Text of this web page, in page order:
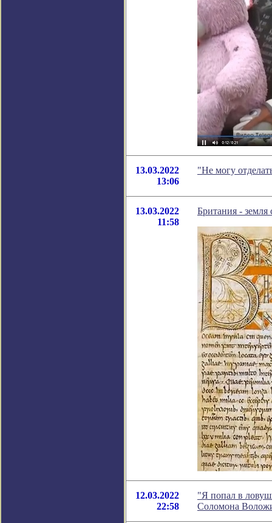
13.03.2022
13:06
"Не могу
13.03.2022
11:58
Британия - земля
12.03.2022
22:58
"Я попал в
Соломона